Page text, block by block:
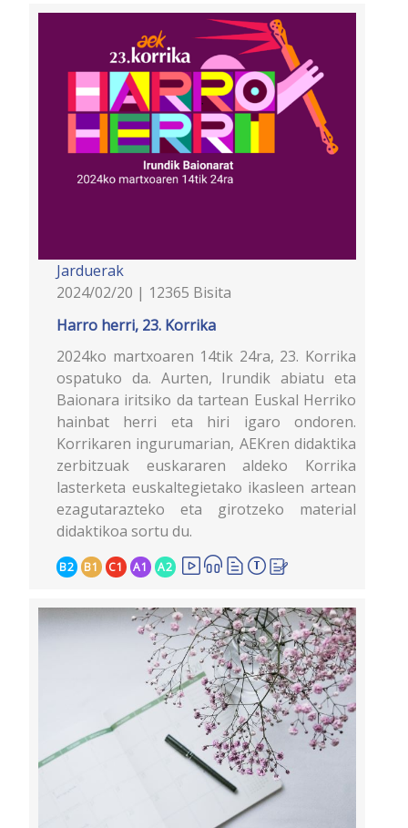
Jarduerak
2024/02/20 | 12365 Bisita
Harro herri, 23. Korrika
2024ko martxoaren 14tik 24ra, 23. Korrika
ospatuko da. Aurten, Irundik abiatu eta
Baionara iritsiko da tartean Euskal Herriko
hainbat herri eta hiri igaro ondoren.
Korrikaren ingurumarian, AEKren didaktika
zerbitzuak euskararen aldeko Korrika
lasterketa euskaltegietako ikasleen artean
ezagutarazteko eta girotzeko material
didaktikoa sortu du.
B2 B1 C1 A1 A2